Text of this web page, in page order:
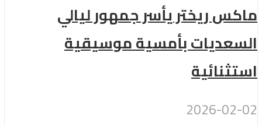
ماكس ريختر يأسر جمهور ليالي
السعديات بأمسية موسيقية
استثنائية
2026-02-02